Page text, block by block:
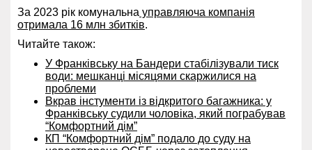
За 2023 рік комунальна управляюча компанія
отримала 16 млн збитків.
Читайте також:
У Франківську на Бандери стабілізували тиск
води: мешканці місяцями скаржилися на
проблеми
Вкрав інстументи із відкритого багажника: у
Франківську судили чоловіка, який пограбував
“Комфортний дім”
КП “Комфортний дім” подало до суду на